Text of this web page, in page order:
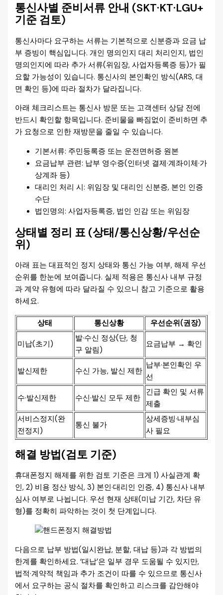
통신사별 준비서류 안내 (SKT·KT·LGU+
기준 검토)
통신사마다 요구하는 서류는 기본적으로 신분증과 요금 납
부 증빙이 핵심입니다. 개인 명의인지 대리 처리인지, 법인
명의인지에 따라 추가 서류(위임장, 사업자등록증 등)가 필
요할 가능성이 있습니다. 통신사의 본인확인 방식(ARS, 대
면 확인 등)에 따라 절차가 달라집니다.
아래 체크리스트는 통신사 방문 또는 고객센터 상담 전에
반드시 확인할 항목입니다. 준비물을 빠짐없이 준비하면 추
가 요청으로 인한 재방문을 줄일 수 있습니다.
기본서류: 주민등록증 또는 운전면허증 원본
요금납부 관련: 납부 영수증(인터넷 결제·계좌이체·가
상계좌 등)
대리인 처리 시: 위임장 및 대리인 신분증, 본인 인증
수단
법인명의: 사업자등록증, 법인 인감 또는 위임장
상태별 정리 표 (상태/통신상황/우선순
위)
아래 표는 대표적인 정지 상태와 통신 가능 여부, 해제 우선
순위를 한눈에 보여줍니다. 실제 적용은 통신사 내부 규정
과 계약 유형에 따라 달라질 수 있으니 참고 기준으로 활용
하세요.
상태 통신상황 우선순위(권장)
미납(초기)
발·수신 정상(단, 청
구 알림)
요금납부 → 확인
발신제한 수신 가능, 발신 제한
납부·본인확인 우
선
수·발신제한 수신·발신 모두 제한
긴급 확인 및 서류
제출
서비스정지(완
전정지)
통신 불가
상세증빙·내부심
사 필요
해결 방법(검토 기준)
휴대폰정지 해제를 위한 검토 기준은 크게 1) 사실관계 확
인, 2) 비용 정산 방식, 3) 본인·대리인 인증, 4) 통신사 내부
심사 여부로 나뉩니다. 우선 현재 상태(미납 기간, 차단 유
형)를 정확히 파악하는 것이 첫 단계입니다.
다음으로 납부 방법(일시완납, 분할, 대납 등)과 각 방법의
한계를 확인하세요. ‘대납’은 일부 경우 도움될 수 있지만,
법적·계약적 책임과 추가 조건이 따를 수 있으므로 통신사
에서 요구하는 공식 절차를 확인하고 리스크를 감안해야